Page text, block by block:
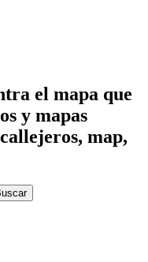
el mapa que
y mapas
map,